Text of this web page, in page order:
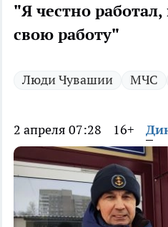
"Я честно
свою работу"
Люди Чувашии МЧС
2 апреля 07:28 16+